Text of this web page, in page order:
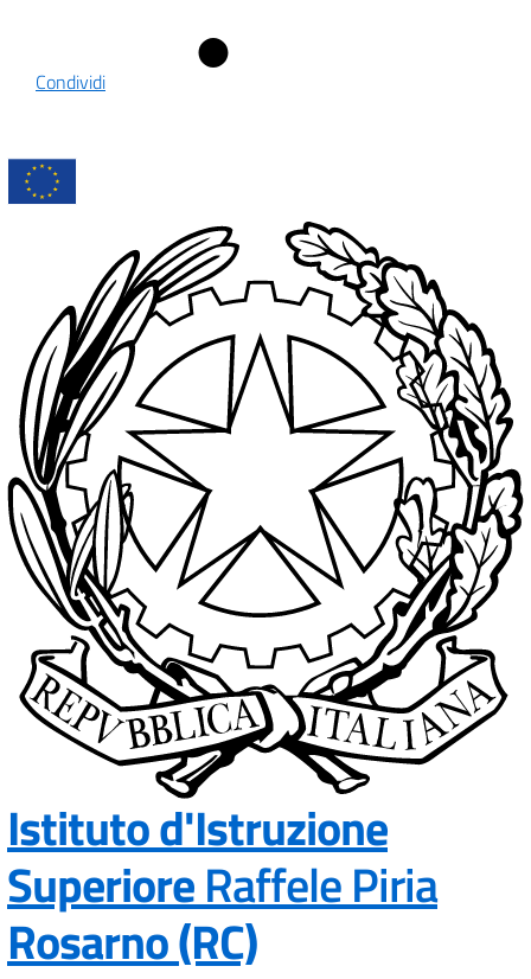
Condividi
Istituto d'Istruzione
SuperioreRaffele Piria
Rosarno (RC)— Visita la